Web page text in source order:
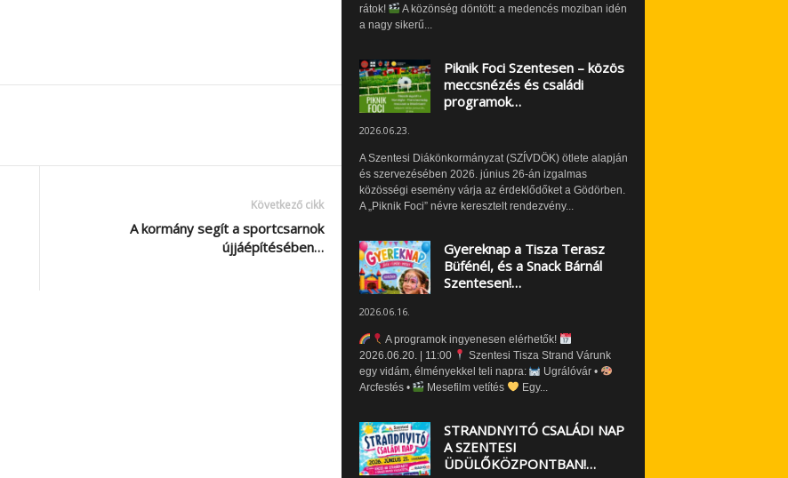
Következő cikk
A kormány segít a sportcsarnok
újjáépítésében…
rátok!
A közönség döntött: a medencés moziban idén
a nagy sikerű...
Piknik Foci Szentesen – közös
meccsnézés és családi
programok…
2026.06.23.
A Szentesi Diákönkormányzat (SZÍVDÖK) ötlete alapján
és szervezésében 2026. június 26-án izgalmas
közösségi esemény várja az érdeklődőket a Gödörben.
A „Piknik Foci” névre keresztelt rendezvény...
Gyereknap a Tisza Terasz
Büfénél, és a Snack Bárnál
Szentesen!…
2026.06.16.
A programok ingyenesen elérhetők!
2026.06.20. | 11:00
Szentesi Tisza Strand Várunk
egy vidám, élményekkel teli napra:
Ugrálóvár •
Arcfestés •
Mesefilm vetítés Egy...
STRANDNYITÓ CSALÁDI NAP
A SZENTESI
ÜDÜLŐKÖZPONTBAN!…